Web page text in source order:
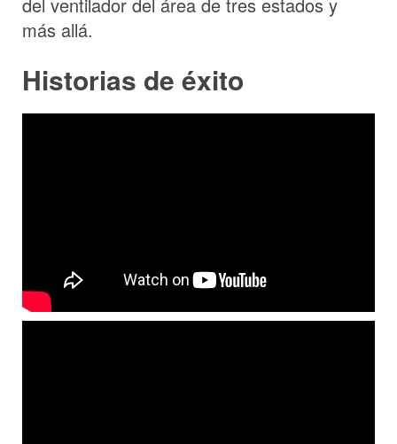
más allá.
Historias de éxito